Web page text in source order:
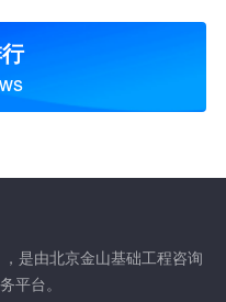
是由北京金山基础工程咨询
平台。